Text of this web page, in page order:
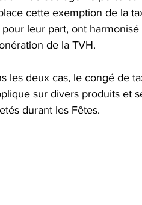
cette exemption de la
pour leur part, ont
de la TVH.
les deux cas, le congé de
sur divers produits et
durant les Fêtes.